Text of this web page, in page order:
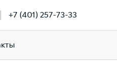
+7 (401) 257-73-33